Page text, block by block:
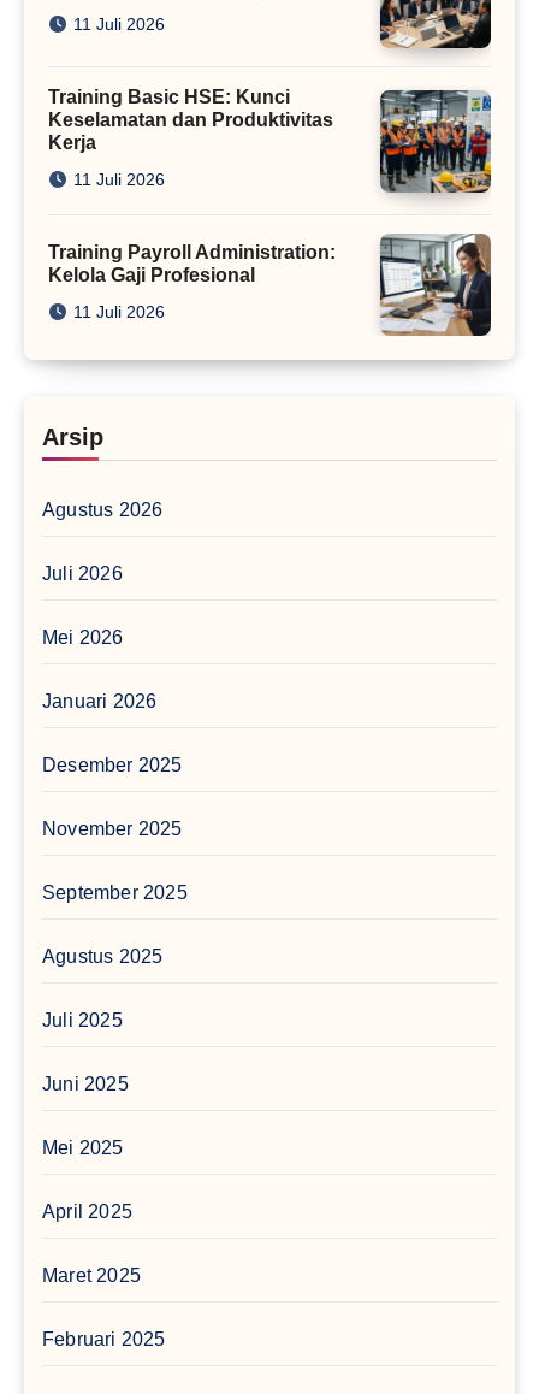
11 Juli 2026
Training Basic HSE: Kunci
Keselamatan dan Produktivitas
Kerja
11 Juli 2026
Training Payroll Administration:
Kelola Gaji Profesional
11 Juli 2026
Arsip
Agustus 2026
Juli 2026
Mei 2026
Januari 2026
Desember 2025
November 2025
September 2025
Agustus 2025
Juli 2025
Juni 2025
Mei 2025
April 2025
Maret 2025
Februari 2025